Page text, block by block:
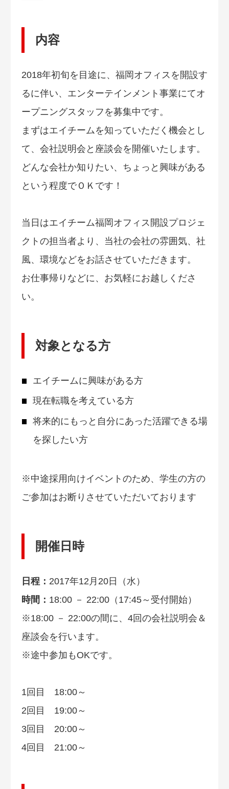
内容
2018年初旬を目途に、福岡オフィスを開設す
るに伴い、エンターテインメント事業にてオ
ープニングスタッフを募集中です。
まずはエイチームを知っていただく機会とし
て、会社説明会と座談会を開催いたします。
どんな会社か知りたい、ちょっと興味がある
という程度でＯＫです！
当日はエイチーム福岡オフィス開設プロジェ
クトの担当者より、当社の会社の雰囲気、社
風、環境などをお話させていただきます。
お仕事帰りなどに、お気軽にお越しくださ
い。
対象となる方
エイチームに興味がある方
現在転職を考えている方
将来的にもっと自分にあった活躍できる場
を探したい方
※中途採用向けイベントのため、学生の方の
ご参加はお断りさせていただいております
開催日時
日程： 2017年12月20日（水）
時間： 18:00 － 22:00（17:45～受付開始）
※18:00 － 22:00の間に、4回の会社説明会＆
座談会を行います。
※途中参加もOKです。
1回目 18:00～
2回目 19:00～
3回目 20:00～
4回目 21:00～